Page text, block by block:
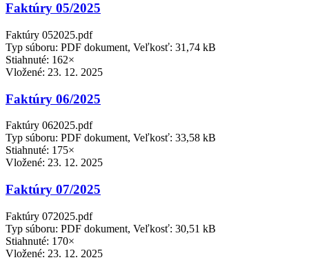
Faktúry 05/2025
Faktúry 052025.pdf
Typ súboru: PDF dokument, Veľkosť: 31,74 kB
Stiahnuté: 162×
Vložené: 23. 12. 2025
Faktúry 06/2025
Faktúry 062025.pdf
Typ súboru: PDF dokument, Veľkosť: 33,58 kB
Stiahnuté: 175×
Vložené: 23. 12. 2025
Faktúry 07/2025
Faktúry 072025.pdf
Typ súboru: PDF dokument, Veľkosť: 30,51 kB
Stiahnuté: 170×
Vložené: 23. 12. 2025